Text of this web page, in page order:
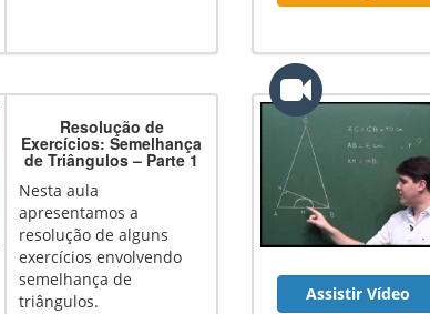
Resolução de
Exercícios: Semelhança
de Triângulos – Parte 1
Nesta aula
apresentamos a
resolução de alguns
exercícios envolvendo
semelhança de
triângulos.
Assistir Vídeo